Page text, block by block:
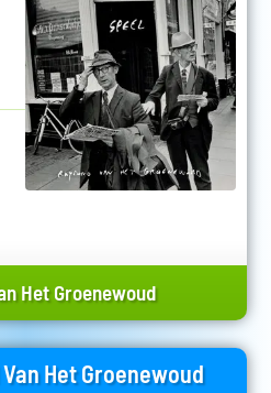
Het Groenewoud
Het Groenewoud